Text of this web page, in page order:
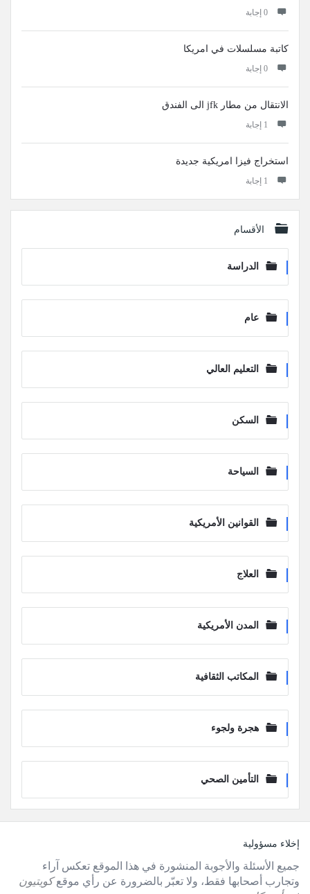
‫0 إجابة
كاتبة مسلسلات في امريكا
‫0 إجابة
الانتقال من مطار jfk الى الفندق
‫1 إجابة
استخراج فيزا امريكية جديدة
‫1 إجابة
الأقسام
الدراسة
عام
التعليم العالي
السكن
السياحة
القوانين الأمريكية
العلاج
المدن الأمريكية
المكاتب الثقافية
هجرة ولجوء
التأمين الصحي
الفوترإخلاء مسؤولية
جميع الأسئلة والأجوبة المنشورة في هذا الموقع تعكس آراء
وتجارب أصحابها فقط، ولا تعبّر بالضرورة عن رأي موقعكويتيون